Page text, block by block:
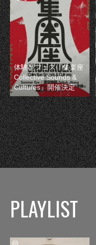
体験型フェス『集楽座
Collective Sounds &
Cultures』開催決定
PLAYLIST